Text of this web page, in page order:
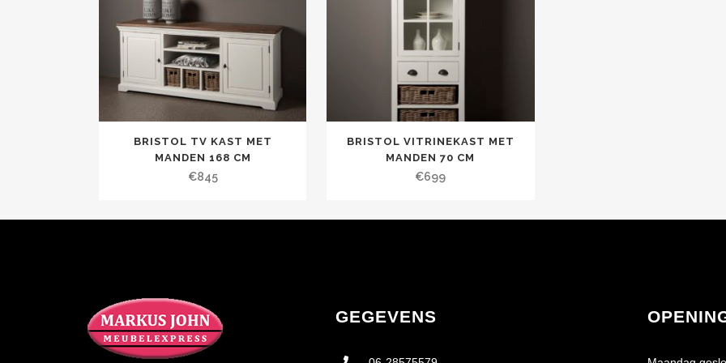
BRISTOL TV KAST MET
MANDEN 168 CM
€845
BRISTOL VITRINEKAST MET
MANDEN 70 CM
€699
GEGEVENS